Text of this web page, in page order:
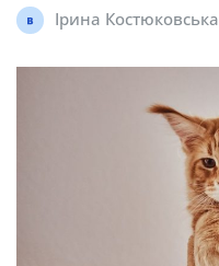
Ірина Костюковська